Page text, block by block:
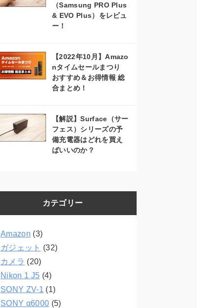
（Samsung PRO Plus
& EVO Plus）をレビュ
ー！
【2022年10月】Amazo
nタイムセールまつり
おすすめ＆お得情報 総
合まとめ！
【解説】Surface（サー
フェス）シリーズの予
備充電器はどれを買え
ばいいのか？
カテゴリー
Amazon (3)
ガジェット (32)
カメラ (20)
Nikon 1 J5 (4)
SONY ZV-1 (1)
SONY α6000 (5)